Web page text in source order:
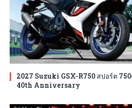
2027 Suzuki GSX-R750 สปอร์ต
40th Anniversary